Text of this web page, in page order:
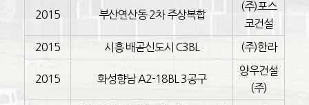
2015 부산연산동 2차 주상복합
(주)포스
코건설
2015 시흥 배곧신도시 C3BL (주)한라
2015 화성향남 A2-18BL 3공구
양우건설
(주)